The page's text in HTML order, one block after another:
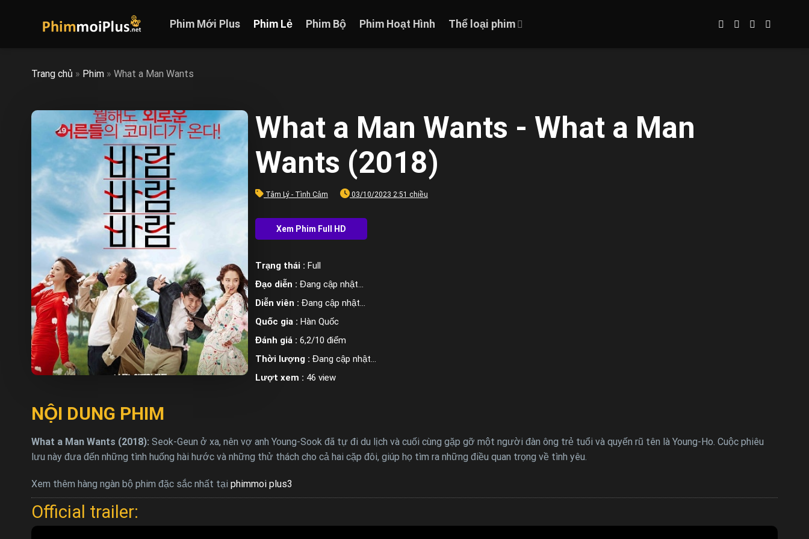
Phim Mới Plus Phim Lẻ Phim Bộ Phim Hoạt Hình Thể loại phim
Trang chủ » Phim » What a Man Wants
What a Man Wants - What a Man
Wants (2018)
Tâm Lý - Tình Cảm 03/10/2023 2:51 chiều
Trạng thái : Full
Đạo diễn : Đang cập nhật…
Diễn viên : Đang cập nhật…
Quốc gia : Hàn Quốc
Đánh giá : 6,2/10 điểm
Thời lượng : Đang cập nhật…
Lượt xem : 46 view
NỘI DUNG PHIM
What a Man Wants (2018): Seok-Geun ở xa, nên vợ anh Young-Sook đã tự đi du lịch và cuối cùng gặp gỡ một người đàn ông trẻ tuổi và quyến rũ tên là Young-Ho. Cuộc phiêu
lưu này đưa đến những tình huống hài hước và những thử thách cho cả hai cặp đôi, giúp họ tìm ra những điều quan trọng về tình yêu.
Xem thêm hàng ngàn bộ phim đặc sắc nhất tại phimmoi plus3
Official trailer: